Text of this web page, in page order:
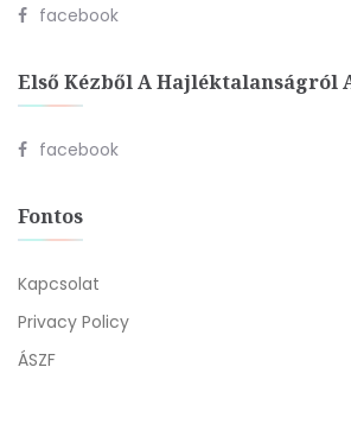
facebook
Első Kézből A Hajléktalanságról
facebook
Fontos
Kapcsolat
Privacy Policy
ÁSZF